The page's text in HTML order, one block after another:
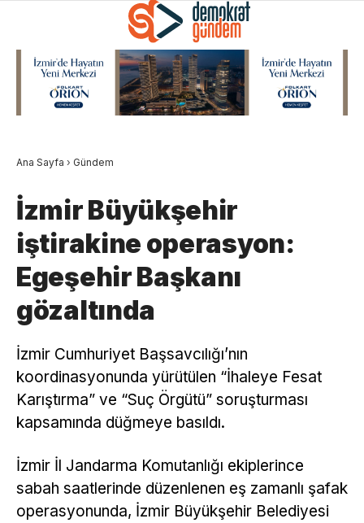
Ana Sayfa › Gündem
İzmir Büyükşehir
iştirakine operasyon:
Egeşehir Başkanı
gözaltında
İzmir Cumhuriyet Başsavcılığı’nın
koordinasyonunda yürütülen “İhaleye Fesat
Karıştırma” ve “Suç Örgütü” soruşturması
kapsamında düğmeye basıldı.
İzmir İl Jandarma Komutanlığı ekiplerince
sabah saatlerinde düzenlenen eş zamanlı şafak
operasyonunda, İzmir Büyükşehir Belediyesi